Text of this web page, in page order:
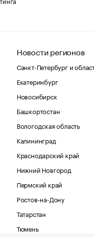
Новости регионов
Санкт-Петербург и
Екатеринбург
Новосибирск
Башкортостан
Вологодская область
Калининград
Краснодарский край
Нижний Новгород
Пермский край
Ростов-на-Дону
Татарстан
Тюмень